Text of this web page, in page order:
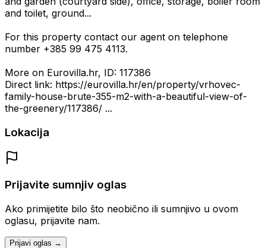
and toilet, ground...
For this property contact our agent on telephone
number +385 99 475 4113.
More on Eurovilla.hr, ID: 117386
Direct link: https://eurovilla.hr/en/property/vrhovec-
family-house-brute-355-m2-with-a-beautiful-view-of-
the-greenery/117386/ ...
Lokacija
Prijavite sumnjiv oglas
Ako primijetite bilo što neobično ili sumnjivo u ovom
oglasu, prijavite nam.
Prijavi oglas →